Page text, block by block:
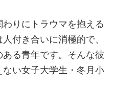
りにトラウマを抱える
付き合いに消極的で、
る青年です。そんな彼
い女子大学生・冬月小